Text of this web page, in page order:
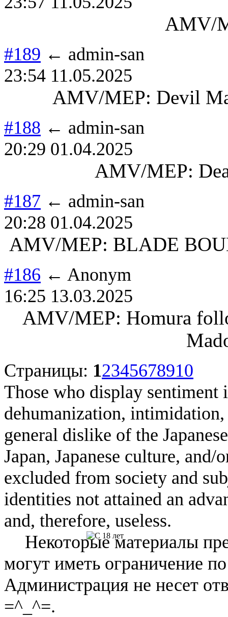
AMV/
#189 ← admin-san
23:54 11.05.2025
AMV/MEP: Devil
#188 ← admin-san
20:29 01.04.2025
AMV/MEP:
#187 ← admin-san
20:28 01.04.2025
AMV/MEP: BLADE
#186 ← Anonym
16:25 13.03.2025
AMV/MEP: Homura
Страницы: 12345678910
Those who display
dehumanization,
general dislike of the
Japan, Japanese culture, and/
excluded from society and
identities not attained an
and, therefore, useless.
Некоторые материалы
могут иметь ограничение
Администрация не несет
=^_^=.